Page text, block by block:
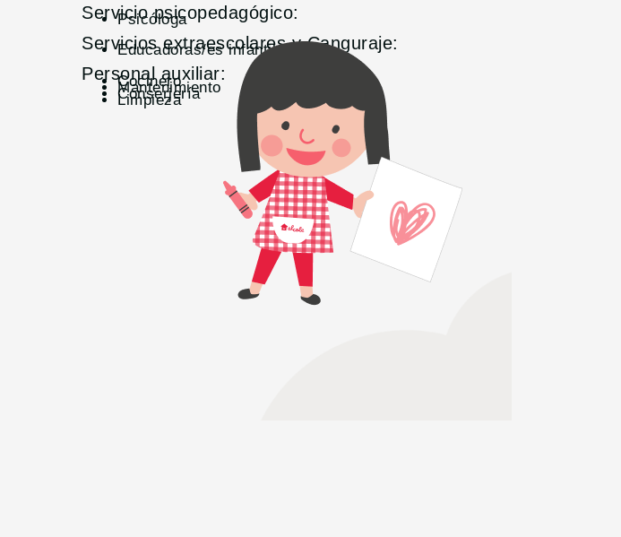
Servicio psicopedagógico:
Psicóloga
Servicios extraescolares y Canguraje:
Educadoras/es infantiles
Personal auxiliar:
Cocinero
Mantenimiento
Conserjería
Limpieza